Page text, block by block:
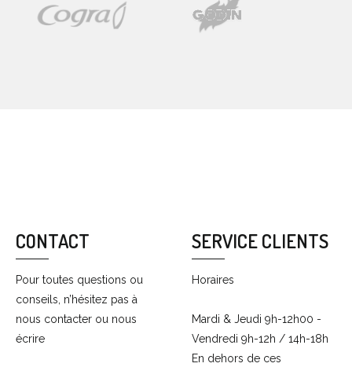
CONTACT
Pour toutes questions ou
conseils, n’hésitez pas à
nous contacter ou nous
écrire
SERVICE CLIENTS
Horaires
Mardi & Jeudi 9h-12h00 -
Vendredi 9h-12h / 14h-18h
En dehors de ces